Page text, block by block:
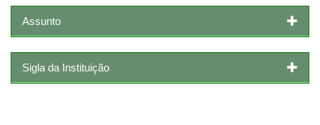
Assunto
Sigla da Instituição